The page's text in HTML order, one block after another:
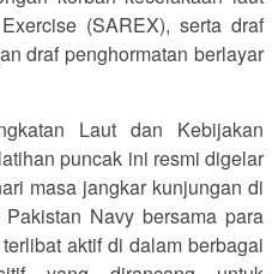
(SAREX), serta draf
draf penghormatan berlayar
Laut dan Kebijakan
puncak ini resmi digelar
masa jangkar kunjungan di
Navy bersama para
aktif di dalam berbagai